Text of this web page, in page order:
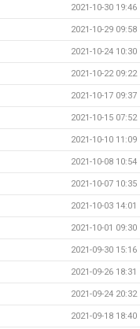
2021-10-30 19:46
2021-10-29 09:58
2021-10-24 10:30
2021-10-22 09:22
2021-10-17 09:37
2021-10-15 07:52
2021-10-10 11:09
2021-10-08 10:54
2021-10-07 10:35
2021-10-03 14:01
2021-10-01 09:30
2021-09-30 15:16
2021-09-26 18:31
2021-09-24 20:32
2021-09-18 18:40